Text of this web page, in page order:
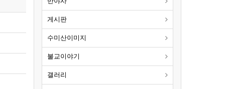
게시판
수미산이미지
불교이야기
갤러리